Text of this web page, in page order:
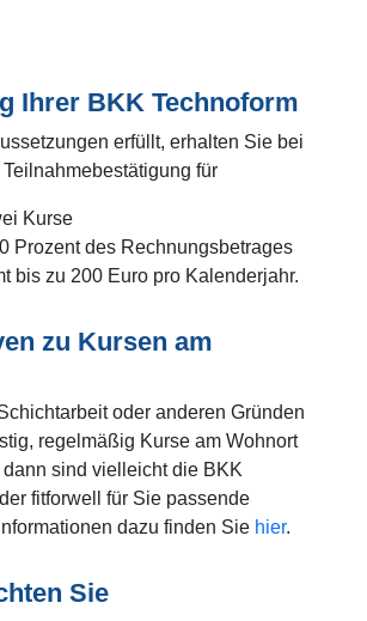
Ihrer BKK Technoform
erfüllt, erhalten Sie bei
für
Kurse
Prozent des Rechnungsbetrages
bis zu 200 Euro pro Kalenderjahr.
zu Kursen am
oder anderen Gründen
regelmäßig Kurse am Wohnort
sind vielleicht die BKK
fitforwell für Sie passende
dazu finden Sie hier.
Sie